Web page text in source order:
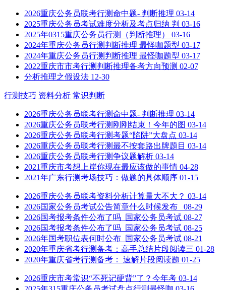
2026重庆公务员联考行测命中题- 判断推理 03-14
2025重庆公务员考试难度分析及考点归纳 判 03-16
2025年0315重庆公务员行测（判断推理） 03-16
2024年重庆公务员行测判断推理 最怪咖题型 03-17
2024年重庆公务员行测判断推理 最怪咖题型 03-17
2022重庆市市考行测判断推理备考方向预测 02-07
分析推理之假设法 12-30
行测技巧 资料分析 常识判断
2026重庆公务员联考行测命中题- 判断推理 03-14
2026重庆公务员联考行测刚刚结束！今年的图 03-14
2026重庆公务员联考行测考题“陷阱”大盘点 03-14
2026重庆公务员联考行测最不按套路出牌题目 03-14
2026重庆公务员联考行测争议题解析 03-14
2021重庆市考想上岸你现在最应该做的事情 04-28
2021年广东行测考场技巧：做题的具体顺序 01-15
2026重庆公务员联考资料分析计算量大不大？ 03-14
2026国家公务员考试公告简章什么时候发布_ 08-29
2026国考报考条件公布了吗_国家公务员考试 08-27
2026国考报考条件公布了吗_国家公务员考试 08-25
2026年国考职位表何时公布_国家公务员考试 08-21
2020年重庆省考行测备考：高手总结片段阅读三 01-28
2020年重庆省考行测备考： 速解片段阅读题 01-25
2026重庆市考常识“不死记硬背”了？今年考 03-14